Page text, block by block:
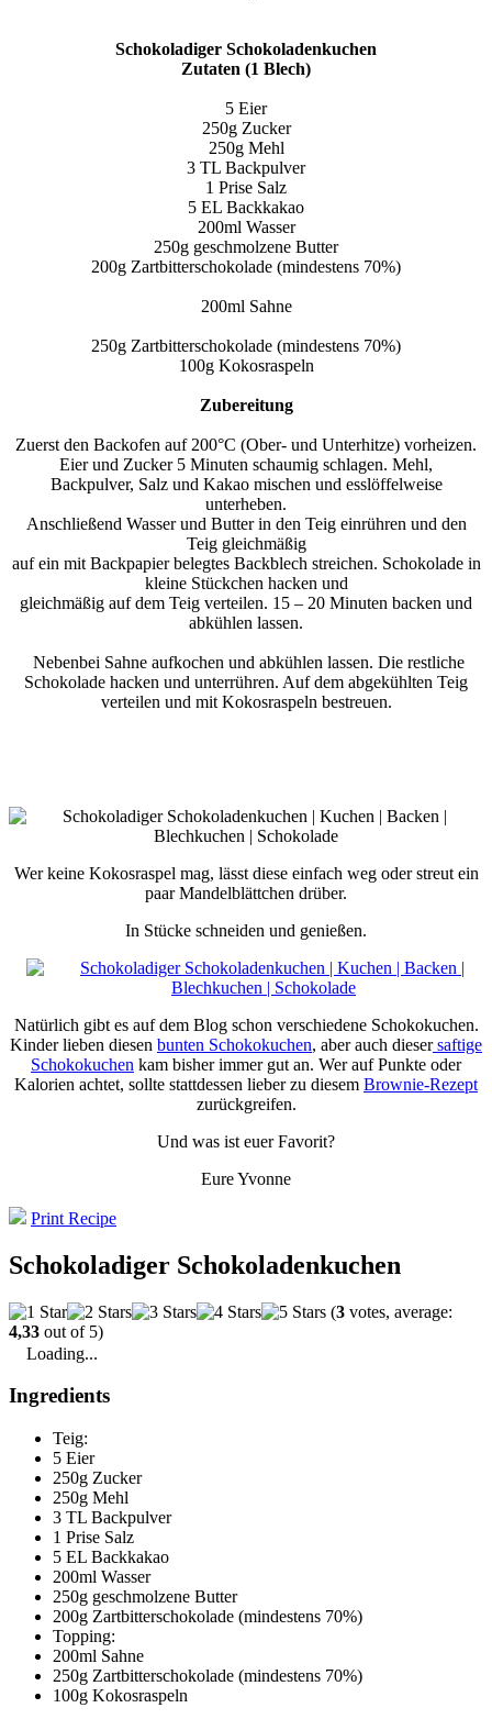
Schokoladiger Schokoladenkuchen
Zutaten (1 Blech)
5 Eier
250g Zucker
250g Mehl
3 TL Backpulver
1 Prise Salz
5 EL Backkakao
200ml Wasser
250g geschmolzene Butter
200g Zartbitterschokolade (mindestens 70%)
200ml Sahne
250g Zartbitterschokolade (mindestens 70%)
100g Kokosraspeln
Zubereitung
Zuerst den Backofen auf 200°C (Ober- und Unterhitze) vorheizen.
Eier und Zucker 5 Minuten schaumig schlagen. Mehl,
Backpulver, Salz und Kakao mischen und esslöffelweise
unterheben.
Anschließend Wasser und Butter in den Teig einrühren und den
Teig gleichmäßig
auf ein mit Backpapier belegtes Backblech streichen. Schokolade in
kleine Stückchen hacken und
gleichmäßig auf dem Teig verteilen. 15 – 20 Minuten backen und
abkühlen lassen.
Nebenbei Sahne aufkochen und abkühlen lassen. Die restliche
Schokolade hacken und unterrühren. Auf dem abgekühlten Teig
verteilen und mit Kokosraspeln bestreuen.
Wer keine Kokosraspel mag, lässt diese einfach weg oder streut ein
paar Mandelblättchen drüber.
In Stücke schneiden und genießen.
Natürlich gibt es auf dem Blog schon verschiedene Schokokuchen.
Kinder lieben diesen bunten Schokokuchen, aber auch diesersaftige
Schokokuchen kam bisher immer gut an. Wer auf Punkte oder
Kalorien achtet, sollte stattdessen lieber zu diesem Brownie-Rezept
zurückgreifen.
Und was ist euer Favorit?
Eure Yvonne
Print Recipe
Schokoladiger Schokoladenkuchen
(3 votes, average:
4,33 out of 5)
Loading...
Ingredients
Teig:
5 Eier
250g Zucker
250g Mehl
3 TL Backpulver
1 Prise Salz
5 EL Backkakao
200ml Wasser
250g geschmolzene Butter
200g Zartbitterschokolade (mindestens 70%)
Topping:
200ml Sahne
250g Zartbitterschokolade (mindestens 70%)
100g Kokosraspeln